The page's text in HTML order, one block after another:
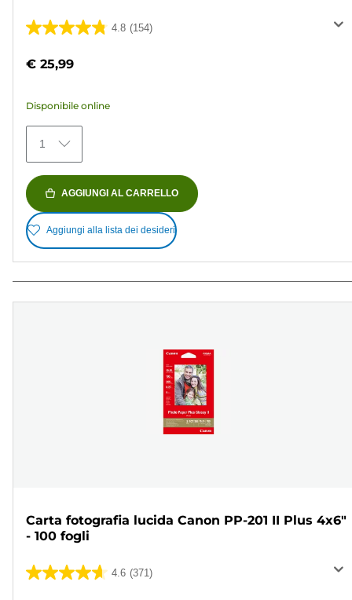
4.8 (154)
4.8
5
154
recensioni
€ 25,99
Disponibile online
1
AGGIUNGI AL CARRELLO
Aggiungi alla lista dei desideri
Carta fotografia lucida Canon PP-201 II Plus 4x6"
- 100 fogli
4.6 (371)
4.6